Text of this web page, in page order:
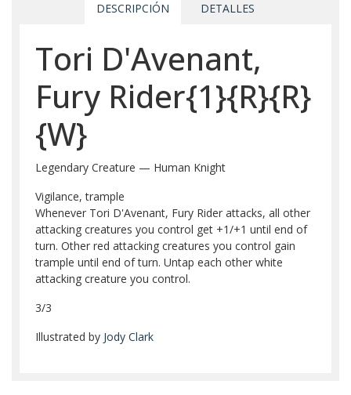
DESCRIPCIÓN DETALLES
Tori D'Avenant,
Fury Rider{1}{R}{R}
{W}
Legendary Creature — Human Knight
Vigilance, trample
Whenever Tori D'Avenant, Fury Rider attacks, all other
attacking creatures you control get +1/+1 until end of
turn. Other red attacking creatures you control gain
trample until end of turn. Untap each other white
attacking creature you control.
3/3
Illustrated by Jody Clark